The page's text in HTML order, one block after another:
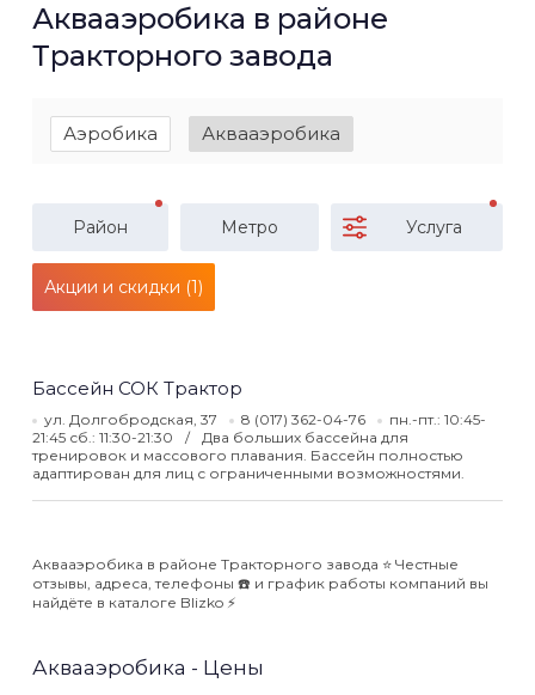
Аквааэробика в районе
Тракторного завода
Аэробика Аквааэробика
Район Метро Услуга
Акции и скидки (1)
Бассейн СОК Трактор
ул. Долгобродская, 37 8 (017) 362-04-76
пн.-пт.: 10:45-
21:45 сб.: 11:30-21:30
Два больших бассейна для
тренировок и массового плавания. Бассейн полностью
адаптирован для лиц с ограниченными возможностями.
Аквааэробика в районе Тракторного завода ⭐️ Честные
отзывы, адреса, телефоны ☎️ и график работы компаний вы
найдёте в каталоге Blizko ⚡️
Аквааэробика - Цены